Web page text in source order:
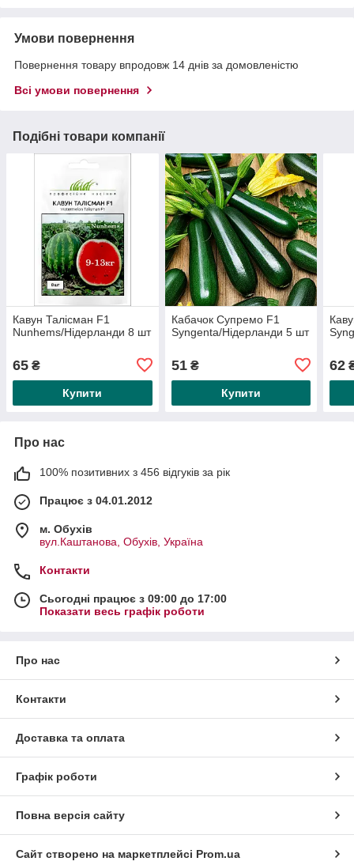
Умови повернення
Повернення товару впродовж 14 днів за домовленістю
Всі умови повернення
Подібні товари компанії
Кавун Талісман F1
Nunhems/Нідерланди 8 шт
65 ₴
Купити
Кабачок Супремо F1
Syngenta/Нідерланди 5 шт
51₴
Купити
62
Про нас
100% позитивних з 456 відгуків за рік
Працює з 04.01.2012
м. Обухів
вул.Каштанова, Обухів, Україна
Контакти
Сьогодні працює з 09:00 до 17:00
Показати весь графік роботи
Про нас
Контакти
Доставка та оплата
Графік роботи
Повна версія сайту
Сайт створено на маркетплейсі Prom.ua